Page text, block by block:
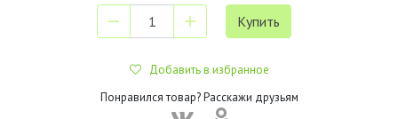
Добавить в избранное
Понравился товар? Расскажи друзьям